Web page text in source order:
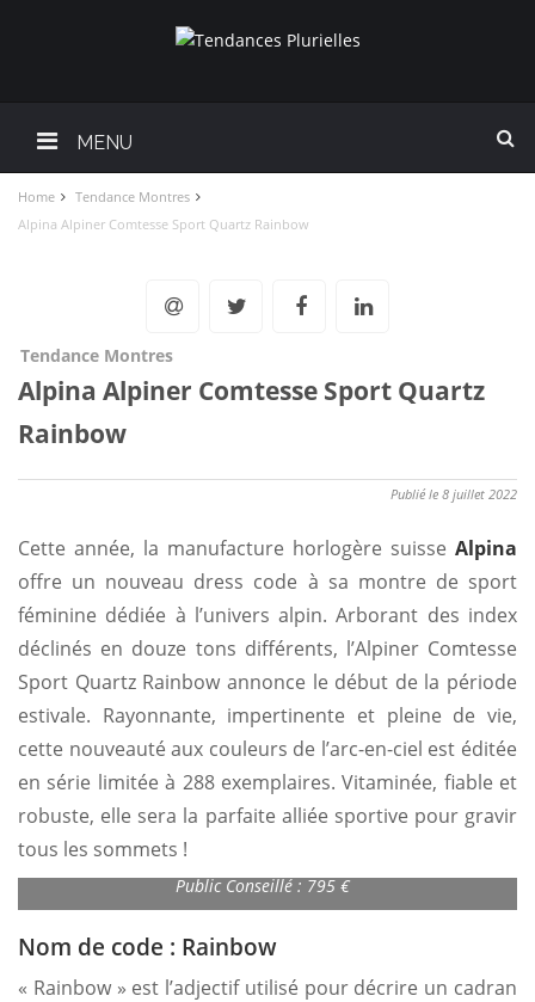
MENU
Home
Tendance Montres
Alpina Alpiner Comtesse Sport Quartz Rainbow
Tendance Montres
Alpina Alpiner Comtesse Sport Quartz
Rainbow
Publié le 8 juillet 2022
Cette année, la manufacture horlogère suisse Alpina
offre un nouveau dress code à sa montre de sport
féminine dédiée à l’univers alpin. Arborant des index
déclinés en douze tons différents, l’Alpiner Comtesse
Sport Quartz Rainbow annonce le début de la période
estivale. Rayonnante, impertinente et pleine de vie,
cette nouveauté aux couleurs de l’arc-en-ciel est éditée
en série limitée à 288 exemplaires. Vitaminée, fiable et
robuste, elle sera la parfaite alliée sportive pour gravir
tous les sommets !
Alpina Alpiner Comtesse Sport Quartz Rainbow – Prix de Vente
Public Conseillé : 795 €
Nom de code : Rainbow
« Rainbow » est l’adjectif utilisé pour décrire un cadran